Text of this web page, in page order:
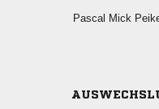
 